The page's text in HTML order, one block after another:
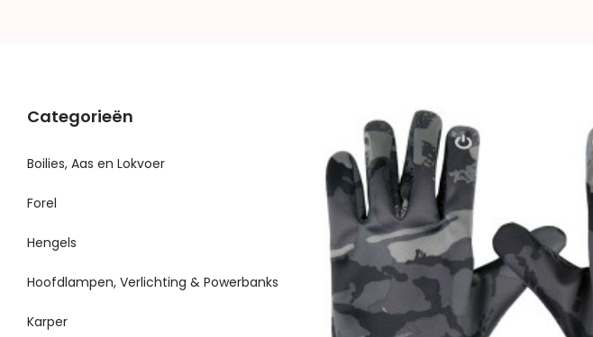
Categorieën
Boilies, Aas en Lokvoer
Forel
Hengels
Hoofdlampen, Verlichting & Powerbanks
Karper